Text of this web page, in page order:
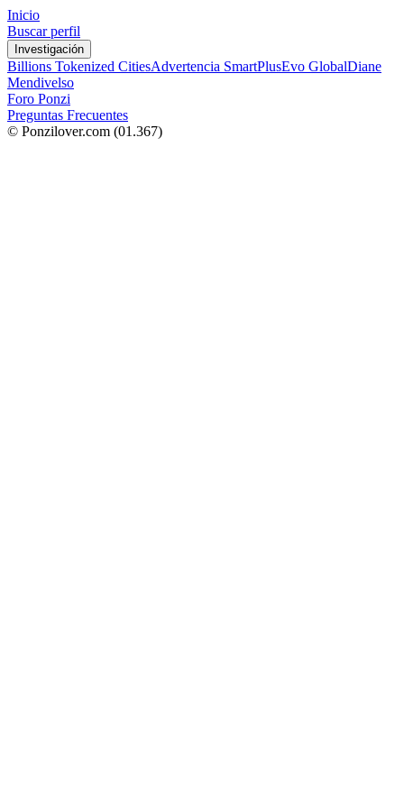
Inicio
Buscar perfil
Investigación
Billions Tokenized CitiesAdvertencia SmartPlusEvo GlobalDiane
Mendivelso
Foro Ponzi
Preguntas Frecuentes
© Ponzilover.com (01.367)